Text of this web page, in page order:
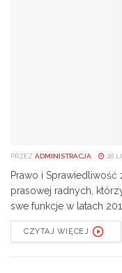
PRZEZ ADMINISTRACJA 28
Prawo i Sprawiedliwość
prasowej radnych,
swe funkcje w latach
CZYTAJ WIĘCEJ